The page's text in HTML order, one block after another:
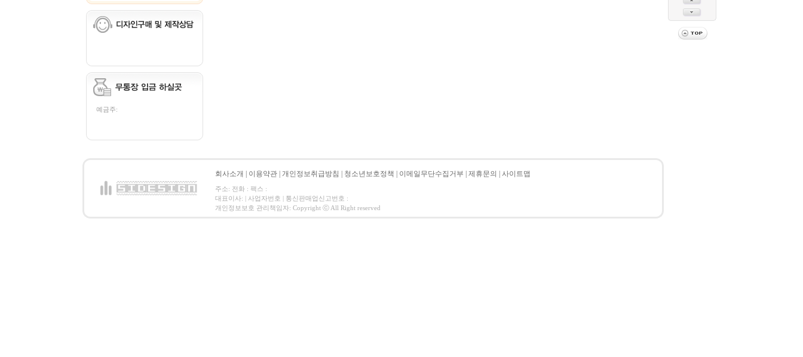
예금주:
회사소개 이용약관 개인정보취급방침 청소년보호정책 이메일무단수집거부 제휴문의 사이트맵
주소: 전화 : 팩스 :
대표이사: | 사업자번호 | 통신판매업신고번호 :
개인정보보호 관리책임자: Copyright ⓒ All Right reserved